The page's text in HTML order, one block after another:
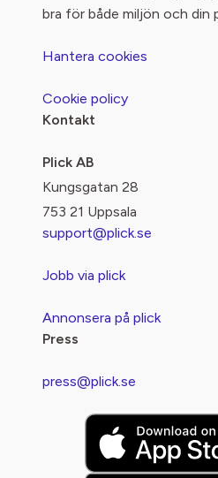
bra för både miljön och din
Hantera cookies
Cookie policy
Kontakt
Plick AB
Kungsgatan 28
753 21 Uppsala
support@plick.se
Jobb via plick
Annonsera på plick
Press
press@plick.se